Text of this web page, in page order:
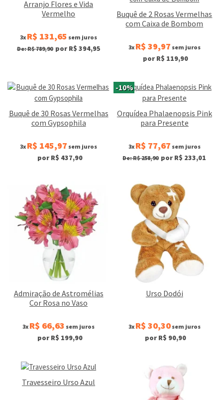
Arranjo Flores e Vida
Vermelho
3x R$ 131,65 sem juros
De: R$ 789,90 por R$ 394,95
Buquê de 2 Rosas Vermelhas
com Caixa de Bombom
3x R$ 39,97 sem juros
por R$ 119,90
Buquê de 30 Rosas Vermelhas
com Gypsophila
3x R$ 145,97 sem juros
por R$ 437,90
-10%
Orquídea Phalaenopsis Pink
para Presente
3x R$ 77,67 sem juros
De: R$ 258,90 por R$ 233,01
Admiração de Astromélias
Cor Rosa no Vaso
3x R$ 66,63 sem juros
por R$ 199,90
Urso Dodói
3x R$ 30,30sem juros
por R$ 90,90
Travesseiro Urso Azul